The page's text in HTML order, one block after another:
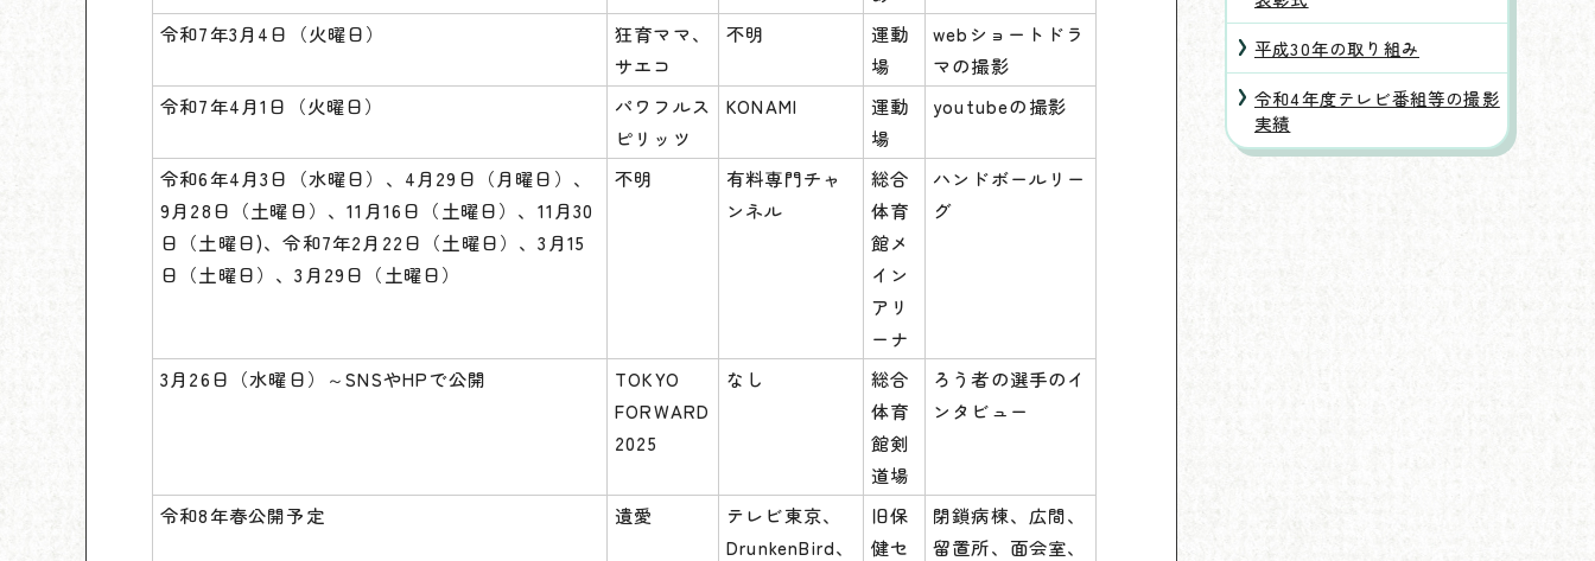
令和7年3月4日（火曜日）
狂育ママ、
サエコ
不明
運動
場
webショートドラ
マの撮影
令和7年4月1日（火曜日）
パワフルス
ピリッツ
KONAMI
運動
場
youtubeの撮影
令和6年4月3日（水曜日）、4月29日（月曜日）、
9月28日（土曜日）、11月16日（土曜日）、11月30
日（土曜日)、令和7年2月22日（土曜日）、3月15
日（土曜日）、3月29日（土曜日）
不明
有料専門チャ
ンネル
総合
体育
館メ
イン
アリ
ーナ
ハンドボールリー
グ
3月26日（水曜日）～SNSやHPで公開
TOKYO
FORWARD
2025
なし
総合
体育
館剣
道場
ろう者の選手のイ
ンタビュー
令和8年春公開予定 遺愛
テレビ東京、
DrunkenBird、
旧保
健セ
閉鎖病棟、広間、
留置所、面会室、
平成30年の取り組み
令和4年度テレビ番組等の撮影
実績